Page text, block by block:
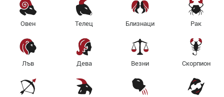
Овен Телец Близнаци Рак
Лъв Дева Везни Скорпион